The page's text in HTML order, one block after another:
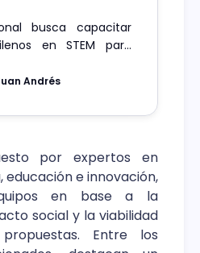
busca capacitar
en STEM para
Andrés
por expertos en
e innovación,
en base a la
social y la viabilidad
Entre los